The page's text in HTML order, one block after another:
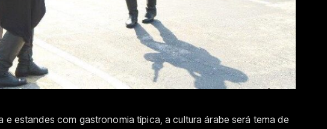
e estandes com gastronomia típica, a cultura árabe será tema de